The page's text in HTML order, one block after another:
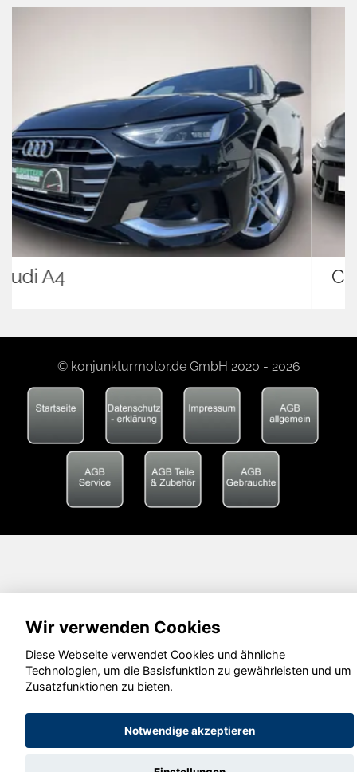
Cupra Leon
© konjunkturmotor.de GmbH 2020 - 2026
Wir verwenden Cookies
Diese Webseite verwendet Cookies und ähnliche
Technologien, um die Basisfunktion zu gewährleisten und um
Zusatzfunktionen zu bieten.
Notwendige akzeptieren